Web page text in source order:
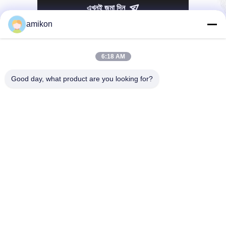
এখনই জমা দিন
amikon
6:18 AM
Good day, what product are you looking for?